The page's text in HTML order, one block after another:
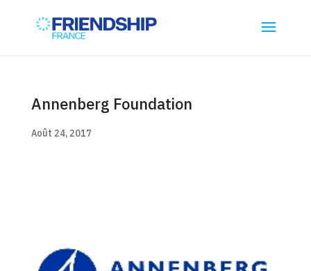
Annenberg Foundation
Août 24, 2017